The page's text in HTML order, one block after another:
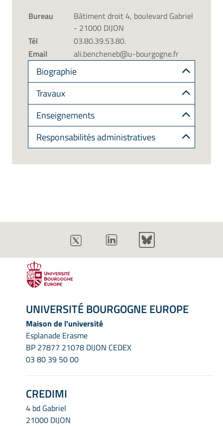
Bureau
Bâtiment droit 4, boulevard Gabriel
- 21000 DIJON
Tél
03.80.39.53.80.
Email
ali.bencheneb@u-bourgogne.fr
Biographie
Travaux
Enseignements
Responsabilités administratives
UNIVERSITÉ BOURGOGNE EUROPE
Maison de l'université
Esplanade Erasme
BP 27877 21078 DIJON CEDEX
03 80 39 50 00
CREDIMI
4 bd Gabriel
21000 DIJON